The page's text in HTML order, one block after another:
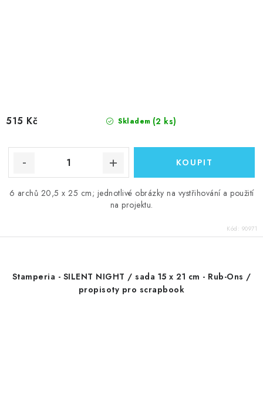
Skladem (2 ks)
515 Kč
6 archů 20,5 x 25 cm; jednotlivé obrázky na vystřihování a použití
na projektu.
Kód: 90971
Stamperia - SILENT NIGHT / sada 15 x 21 cm - Rub-Ons /
propisoty pro scrapbook